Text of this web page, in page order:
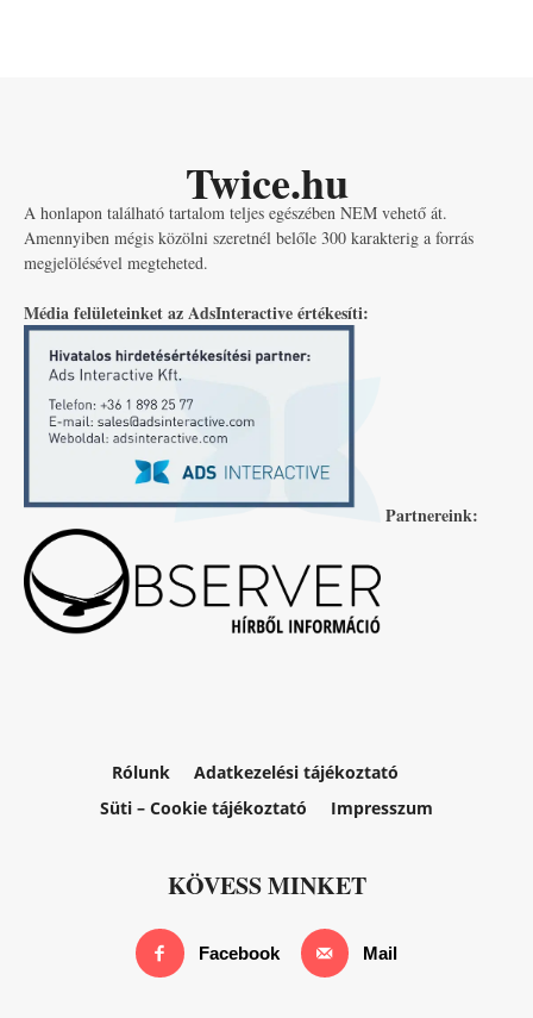
Twice.hu
A honlapon található tartalom teljes egészében NEM vehető át.
Amennyiben mégis közölni szeretnél belőle 300 karakterig a forrás
megjelölésével megteheted.
Média felületeinket az AdsInteractive értékesíti:
Partnereink:
Rólunk
Adatkezelési tájékoztató
Süti – Cookie tájékoztató
Impresszum
KÖVESS MINKET
Facebook Mail